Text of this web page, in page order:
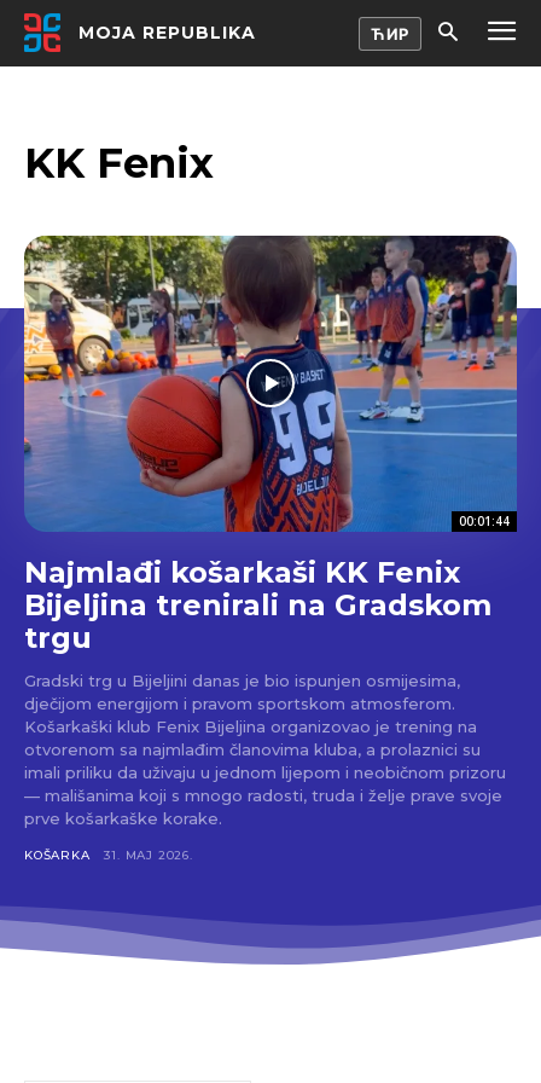
MOJA REPUBLIKA
KK Fenix
00:01:44
Najmlađi košarkaši KK Fenix
Bijeljina trenirali na Gradskom
trgu
Gradski trg u Bijeljini danas je bio ispunjen osmijesima,
dječijom energijom i pravom sportskom atmosferom.
Košarkaški klub Fenix Bijeljina organizovao je trening na
otvorenom sa najmlađim članovima kluba, a prolaznici su
imali priliku da uživaju u jednom lijepom i neobičnom prizoru
— mališanima koji s mnogo radosti, truda i želje prave svoje
prve košarkaške korake.
KOŠARKA 31. MAJ 2026.